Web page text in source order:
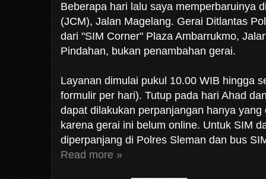
Beberapa hari lalu saya memperbaruinya
(JCM), Jalan Magelang. Gerai Ditlantas
dari "SIM Corner" Plaza Ambarrukmo,
Pindahan, bukan penambahan gerai.
Layanan dimulai pukul 10.00 WIB hingga
formulir per hari). Tutup pada hari Ahad
dapat dilakukan perpanjangan hanya
karena gerai ini belum online. Untuk SIM
diperpanjang di Polres Sleman dan bus
Read more »